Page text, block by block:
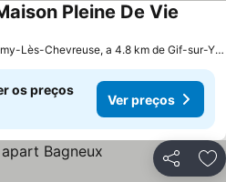
Pleine De Vie
Lès-Chevreuse, a 4.8 km de Gif-sur-
os preços
Ver preços
Partilhar